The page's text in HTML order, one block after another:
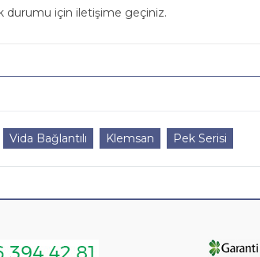
durumu için iletişime geçiniz.
Vida Bağlantılı Klemsan Pek Serisi